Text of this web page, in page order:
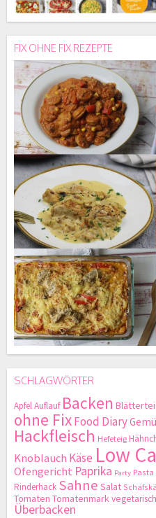
FIX OHNE FIX REZEPTE
SCHLAGWÖRTER
ApfelAuflauf Backen
ohne FixFood Diary
Hackfleisch Hefeteig
Knoblauch Käse Low
Ofengericht Paprika Party Pasta
Rinderhack Sahne Salat
Tomaten Tomatenmarkvegetarisch
Überbacken